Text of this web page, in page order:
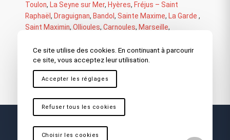
Toulon, La Seyne sur Mer, Hyères, Fréjus – Saint
Raphaël , Draguignan, Bandol , Sainte Maxime, La Garde ,
Saint Maximin, Ollioules, Carnoules, Marseille,
Cannes,Aix en Provence
Ce site utilise des cookies. En continuant à parcourir
ce site, vous acceptez leur utilisation.
Accepter les réglages
Refuser tous les cookies
Choisir les cookies